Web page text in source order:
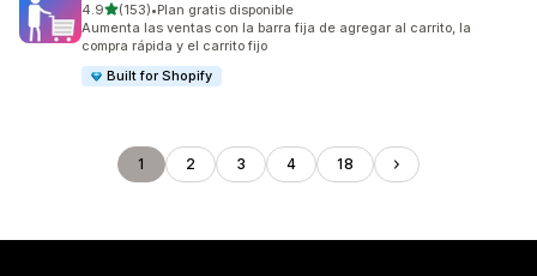
4.9de 5 estrellas
(153)
153 reseñas en total
•Plan gratis disponible
Aumenta las ventas con la barra fija de agregar al carrito, la
compra rápida y el carrito fijo
Built for Shopify
1 2 3 4 18